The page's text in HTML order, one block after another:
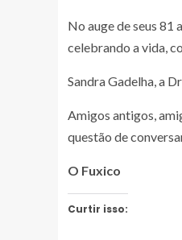
No auge de seus 81
celebrando a vida,
Sandra Gadelha, a
Amigos antigos,
questão de
O Fuxico
Curtir isso: